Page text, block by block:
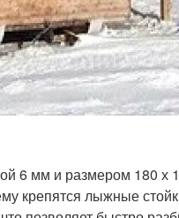
6 мм и размером 180 х
крепятся лыжные